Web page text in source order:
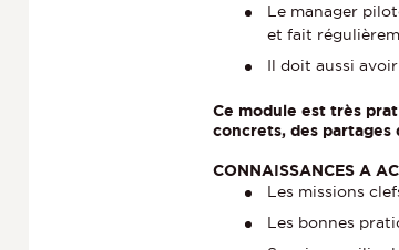
Le manager
et fait
Il doit aussi
Ce module est très
concrets, des partages
CONNAISSANCES A
Les missions
Les bonnes